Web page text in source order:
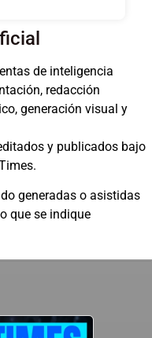
de inteligencia
redacción
generación visual y
y publicados bajo
generadas o asistidas
que se indique